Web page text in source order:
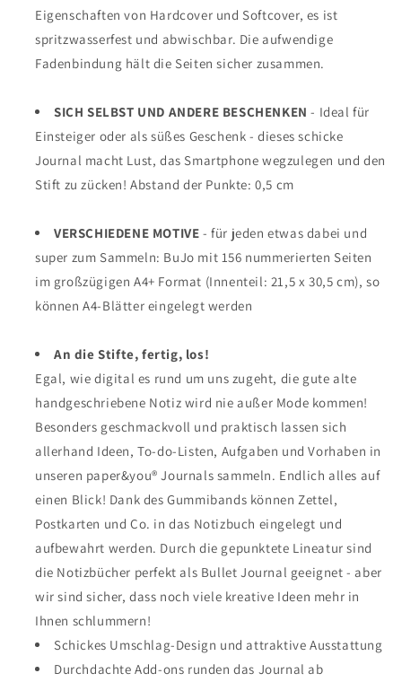
Eigenschaften von Hardcover und Softcover, es ist
spritzwasserfest und abwischbar. Die aufwendige
Fadenbindung hält die Seiten sicher zusammen.
SICH SELBST UND ANDERE BESCHENKEN - Ideal für
Einsteiger oder als süßes Geschenk - dieses schicke
Journal macht Lust, das Smartphone wegzulegen und den
Stift zu zücken! Abstand der Punkte: 0,5 cm
VERSCHIEDENE MOTIVE - für jeden etwas dabei und
super zum Sammeln: BuJo mit 156 nummerierten Seiten
im großzügigen A4+ Format (Innenteil: 21,5 x 30,5 cm), so
können A4-Blätter eingelegt werden
An die Stifte, fertig, los!
Egal, wie digital es rund um uns zugeht, die gute alte
handgeschriebene Notiz wird nie außer Mode kommen!
Besonders geschmackvoll und praktisch lassen sich
allerhand Ideen, To-do-Listen, Aufgaben und Vorhaben in
unseren paper&you® Journals sammeln. Endlich alles auf
einen Blick! Dank des Gummibands können Zettel,
Postkarten und Co. in das Notizbuch eingelegt und
aufbewahrt werden. Durch die gepunktete Lineatur sind
die Notizbücher perfekt als Bullet Journal geeignet - aber
wir sind sicher, dass noch viele kreative Ideen mehr in
Ihnen schlummern!
Schickes Umschlag-Design und attraktive Ausstattung
Durchdachte Add-ons runden das Journal ab